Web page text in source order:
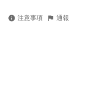
注意事項 通報